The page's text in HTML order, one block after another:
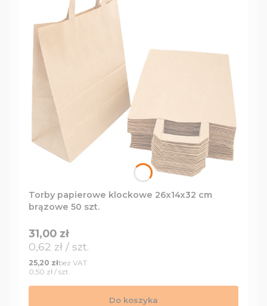
Torby papierowe klockowe 26x14x32 cm
brązowe 50 szt.
Cena
31,00 zł
Cena jednostkowa
0,62 zł / szt.
Cena
25,20 złbez VAT
Cena jednostkowa
0,50 zł / szt.
Do koszyka